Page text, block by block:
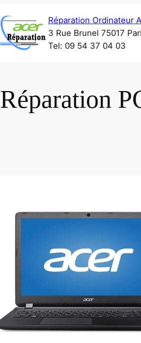
Réparation Ordinateur
3 Rue Brunel 75017
Tel: 09 54 37 04 03
Réparation